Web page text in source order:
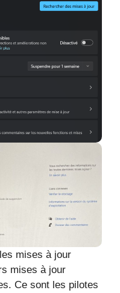
mises à jour
mises à jour
Ce sont les pilotes